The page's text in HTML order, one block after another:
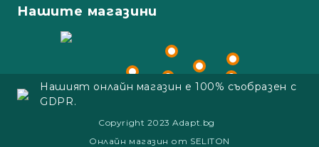
Нашите магазини
Нашият онлайн магазин е 100% съобразен с
GDPR.
Copyright 2023 Adapt.bg
Онлайн магазин от SELITON